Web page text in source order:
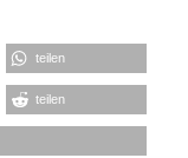
teilen
teilen